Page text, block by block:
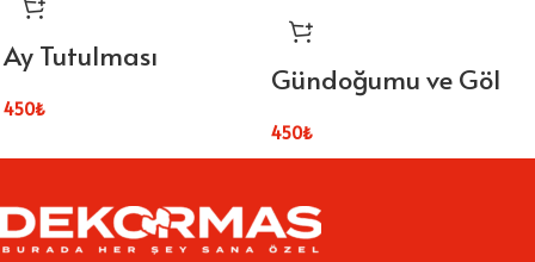
Ay Tutulması
450₺
Gündoğumu ve Göl
450₺